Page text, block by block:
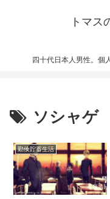
トマス
四十代日本人男性。個
ソシャゲ
勤倹貯蓄生活